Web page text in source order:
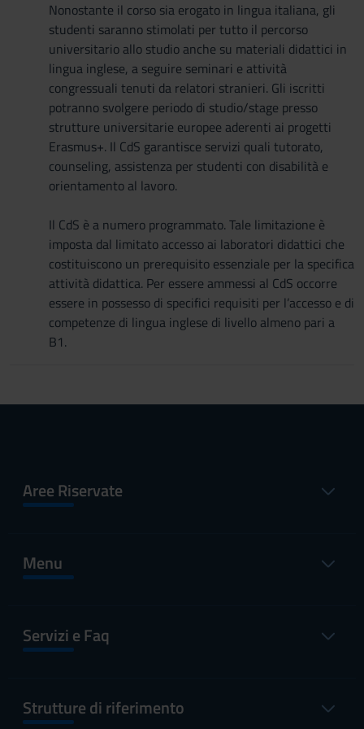
Nonostante il corso sia erogato in lingua italiana, gli
studenti saranno stimolati per tutto il percorso
universitario allo studio anche su materiali didattici in
lingua inglese, a seguire seminari e attività
congressuali tenuti da relatori stranieri. Gli iscritti
potranno svolgere periodo di studio/stage presso
strutture universitarie europee aderenti ai progetti
Erasmus+. Il CdS garantisce servizi quali tutorato,
counseling, assistenza per studenti con disabilità e
orientamento al lavoro.
Il CdS è a numero programmato. Tale limitazione è
imposta dal limitato accesso ai laboratori didattici che
costituiscono un prerequisito essenziale per la specifica
attività didattica. Per essere ammessi al CdS occorre
essere in possesso di specifici requisiti per l’accesso e di
competenze di lingua inglese di livello almeno pari a
B1.
Aree Riservate
Menu
Servizi e Faq
Strutture di riferimento